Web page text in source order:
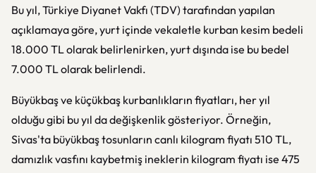
Bu yıl, Türkiye Diyanet Vakfı (TDV) tarafından yapılan
açıklamaya göre, yurt içinde vekaletle kurban kesim bedeli
18.000 TL olarak belirlenirken, yurt dışında ise bu bedel
7.000 TL olarak belirlendi.
Büyükbaş ve küçükbaş kurbanlıkların fiyatları, her yıl
olduğu gibi bu yıl da değişkenlik gösteriyor. Örneğin,
Sivas'ta büyükbaş tosunların canlı kilogram fiyatı 510 TL,
damızlık vasfını kaybetmiş ineklerin kilogram fiyatı ise 475